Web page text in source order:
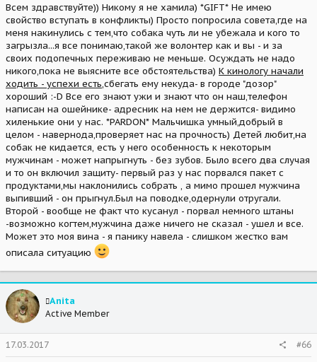
Всем здравствуйте)) Никому я не хамила) *GIFT* Не имею
свойство вступать в конфликты) Просто попросила совета,где на
меня накинулись с тем,что собака чуть ли не убежала и кого то
загрызла...я все понимаю,такой же волонтер как и вы - и за
своих подопечных переживаю не меньше. Осуждать не надо
никого,пока не выясните все обстоятельства) К кинологу начали
ходить - успехи есть,сбегать ему некуда- в городе "дозор"
хороший :-D Все его знают ужи и знают что он наш,телефон
написан на ошейнике- адресник на нем не держится- видимо
хиленькие они у нас. *PARDON* Мальчишка умный,добрый в
целом - навернода,проверяет нас на прочность) Детей любит,на
собак не кидается, есть у него особенность к некоторым
мужчинам - может напрыгнуть - без зубов. Было всего два случая
и то он включил защиту- первый раз у нас порвался пакет с
продуктами,мы наклонились собрать , а мимо прошел мужчина
выпивший - он прыгнул.Был на поводке,одернули отругали.
Второй - вообще не факт что кусанул - порвал немного штаны
-возможно когтем,мужчина даже ничего не сказал - ушел и все.
Может это моя вина - я панику навела - слишком жестко вам
описала ситуацию
Anita
Active Member
17.03.2017 #66